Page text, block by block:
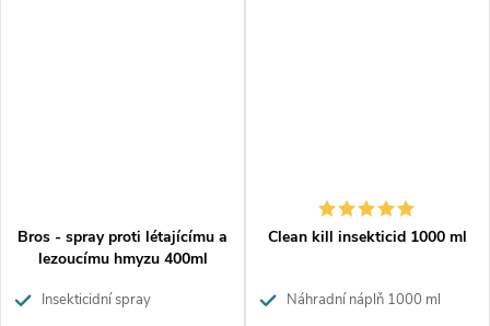
Bros - spray proti létajícímu a
lezoucímu hmyzu 400ml
Insekticidní spray
Clean kill insekticid 1000 ml
Náhradní náplň 1000 ml